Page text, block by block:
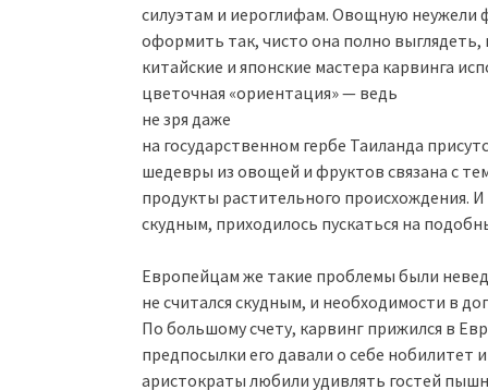
силуэтам и иероглифам. Овощную неужели
оформить так, чисто она полно
китайские и японские мастера карвинга
цветочная «ориентация» — ведь
не зря даже
на государственном гербе Таиланда
шедевры из овощей и фруктов связана с
продукты растительного происхождения.
скудным, приходилось пускаться на
Европейцам же такие проблемы были
не считался скудным, и необходимости в
По большому счету, карвинг прижился в
предпосылки его давали о себе нобилитет
аристократы любили удивлять гостей